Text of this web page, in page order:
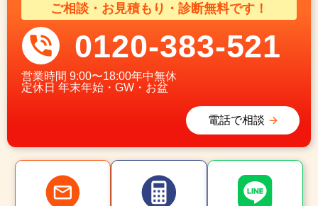
ご相談・お見積もり・診断無料です！
0120-383-521
営業時間 9:00〜18:00年中無休
定休日 年末年始・GW・お盆
電話で相談